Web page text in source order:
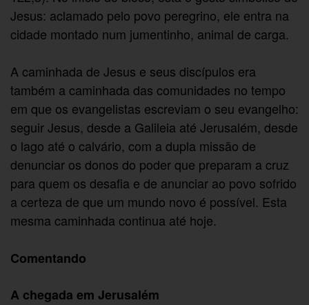
Jesus: aclamado pelo povo peregrino, ele entra na
cidade montado num jumentinho, animal de carga.
A caminhada de Jesus e seus discípulos era
também a caminhada das comunidades no tempo
em que os evangelistas escreviam o seu evangelho:
seguir Jesus, desde a Galileia até Jerusalém, desde
o lago até o calvário, com a dupla missão de
denunciar os donos do poder que preparam a cruz
para quem os desafia e de anunciar ao povo sofrido
a certeza de que um mundo novo é possível. Esta
mesma caminhada continua até hoje.
Comentando
A chegada em Jerusalém